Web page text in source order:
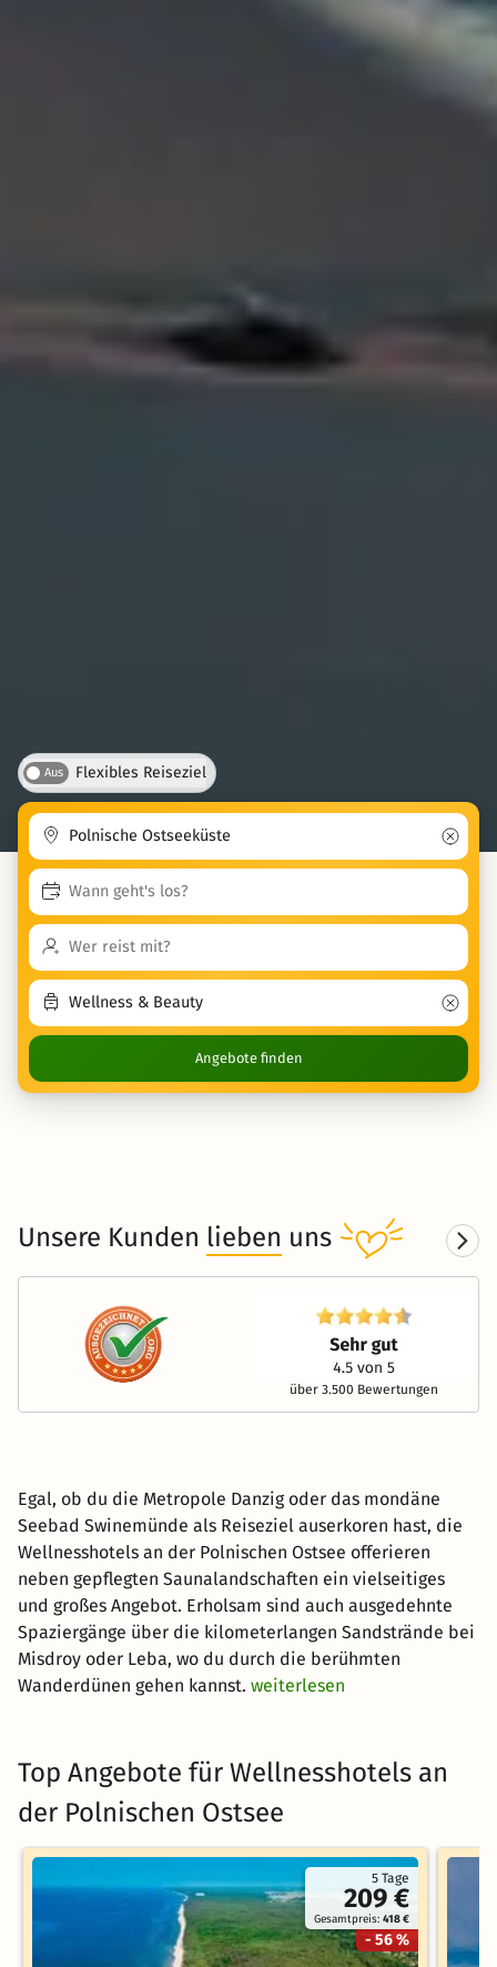
Aus Flexibles Reiseziel
Angebote finden
Unsere Kunden lieben uns
über 3.500 Bewertungen
Egal, ob du die Metropole Danzig oder das mondäne
Seebad Swinemünde als Reiseziel auserkoren hast, die
Wellnesshotels an der Polnischen Ostsee offerieren
neben gepflegten Saunalandschaften ein vielseitiges
und großes Angebot. Erholsam sind auch ausgedehnte
Spaziergänge über die kilometerlangen Sandstrände bei
Misdroy oder Leba, wo du durch die berühmten
Wanderdünen gehen kannst. weiterlesen
Top Angebote für Wellnesshotels an
der Polnischen Ostsee
5 Tage
209 €
Gesamtpreis:418 €
- 56 %